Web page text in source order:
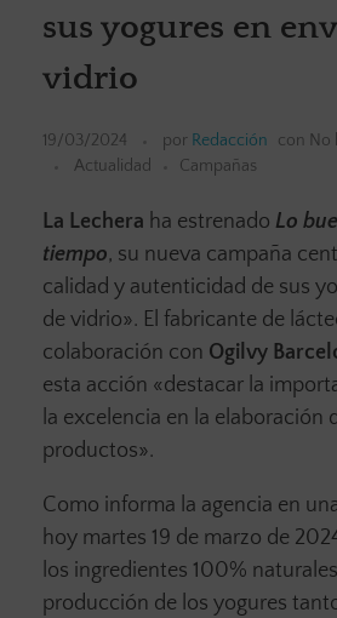
sus yogures en
vidrio
19/03/2024 por Redacción con No
Actualidad
Campañas
La Lechera ha estrenado Lo
tiempo, su nueva campaña
calidad y autenticidad de sus
de vidrio». El fabricante de
colaboración con Ogilvy
esta acción «destacar la
la excelencia en la elaboración
productos».
Como informa la agencia en
hoy martes 19 de marzo de
los ingredientes 100%
producción de los yogures